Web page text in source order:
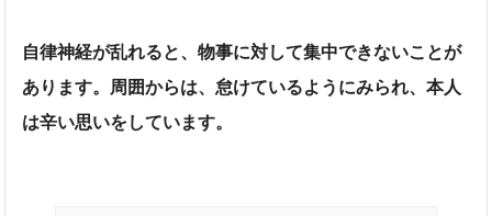
自律神経が乱れると、物事に対して集中できないことが
あります。周囲からは、怠けているようにみられ、本人
は辛い思いをしています。